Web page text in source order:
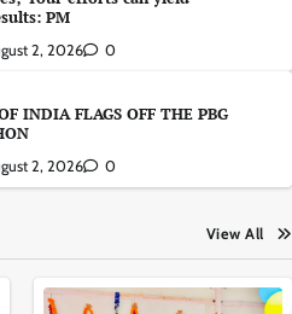
PM
2, 2026 0
INDIA FLAGS OFF THE PBG
2, 2026 0
View All